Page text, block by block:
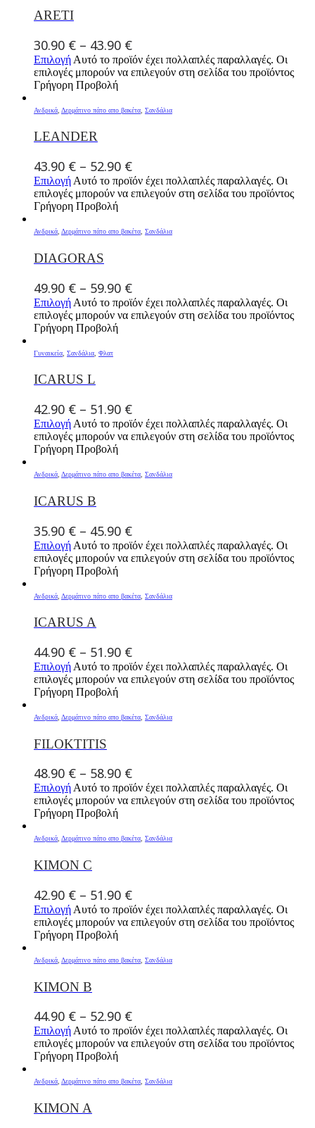
ARETI
30.90 € – 43.90 €
Επιλογή Αυτό το προϊόν έχει πολλαπλές παραλλαγές. Οι
επιλογές μπορούν να επιλεγούν στη σελίδα του προϊόντος
Γρήγορη Προβολή
Ανδρικά Δερμάτινο πάτο απο βακέτα Σανδάλια
LEANDER
43.90 € – 52.90 €
Επιλογή Αυτό το προϊόν έχει πολλαπλές παραλλαγές. Οι
επιλογές μπορούν να επιλεγούν στη σελίδα του προϊόντος
Γρήγορη Προβολή
Ανδρικά Δερμάτινο πάτο απο βακέτα Σανδάλια
DIAGORAS
49.90 € – 59.90 €
Επιλογή Αυτό το προϊόν έχει πολλαπλές παραλλαγές. Οι
επιλογές μπορούν να επιλεγούν στη σελίδα του προϊόντος
Γρήγορη Προβολή
Γυναικεία Σανδάλια Φλατ
ICARUS L
42.90 € – 51.90 €
Επιλογή Αυτό το προϊόν έχει πολλαπλές παραλλαγές. Οι
επιλογές μπορούν να επιλεγούν στη σελίδα του προϊόντος
Γρήγορη Προβολή
Ανδρικά Δερμάτινο πάτο απο βακέτα Σανδάλια
ICARUS B
35.90 € – 45.90 €
Επιλογή Αυτό το προϊόν έχει πολλαπλές παραλλαγές. Οι
επιλογές μπορούν να επιλεγούν στη σελίδα του προϊόντος
Γρήγορη Προβολή
Ανδρικά Δερμάτινο πάτο απο βακέτα Σανδάλια
ICARUS A
44.90 € – 51.90 €
Επιλογή Αυτό το προϊόν έχει πολλαπλές παραλλαγές. Οι
επιλογές μπορούν να επιλεγούν στη σελίδα του προϊόντος
Γρήγορη Προβολή
Ανδρικά Δερμάτινο πάτο απο βακέτα Σανδάλια
FILOKTITIS
48.90 € – 58.90 €
Επιλογή Αυτό το προϊόν έχει πολλαπλές παραλλαγές. Οι
επιλογές μπορούν να επιλεγούν στη σελίδα του προϊόντος
Γρήγορη Προβολή
Ανδρικά, Δερμάτινο πάτο απο βακέτα, Σανδάλια
KIMON C
42.90 € – 51.90 €
Επιλογή Αυτό το προϊόν έχει πολλαπλές παραλλαγές. Οι
επιλογές μπορούν να επιλεγούν στη σελίδα του προϊόντος
Γρήγορη Προβολή
Ανδρικά Δερμάτινο πάτο απο βακέτα Σανδάλια
KIMON B
44.90 € – 52.90 €
Επιλογή Αυτό το προϊόν έχει πολλαπλές παραλλαγές. Οι
επιλογές μπορούν να επιλεγούν στη σελίδα του προϊόντος
Γρήγορη Προβολή
Ανδρικά, Δερμάτινο πάτο απο βακέτα, Σανδάλια
KIMON A